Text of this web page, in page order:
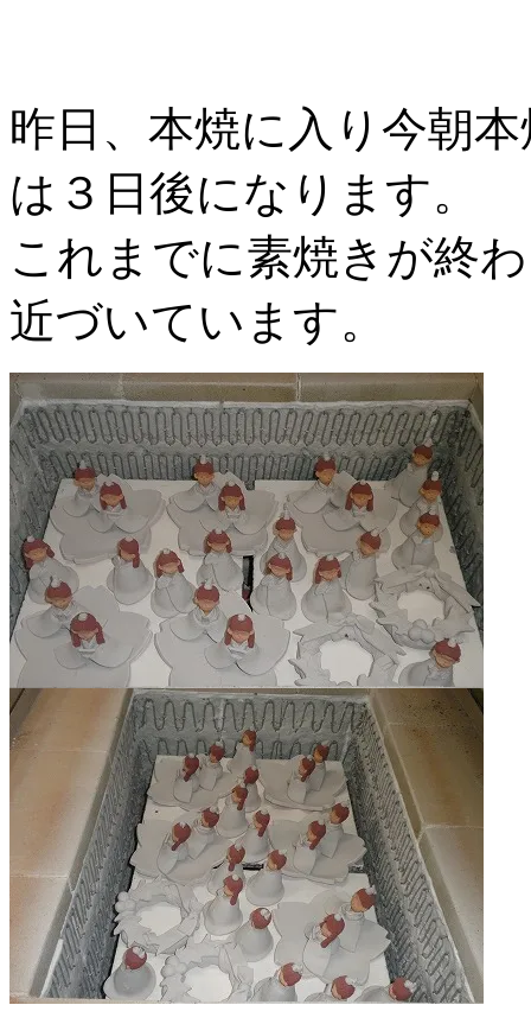
昨日、本焼に入り今朝
は３日後になります。
これまでに素焼きが終
近づいています。